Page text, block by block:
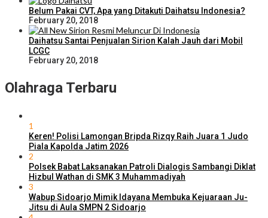
Belum Pakai CVT, Apa yang Ditakuti Daihatsu Indonesia?
February 20, 2018
Daihatsu Santai Penjualan Sirion Kalah Jauh dari Mobil
LCGC
February 20, 2018
Olahraga Terbaru
1
Keren! Polisi Lamongan Bripda Rizqy Raih Juara 1 Judo
Piala Kapolda Jatim 2026
2
Polsek Babat Laksanakan Patroli Dialogis Sambangi Diklat
Hizbul Wathan di SMK 3 Muhammadiyah
3
Wabup Sidoarjo Mimik Idayana Membuka Kejuaraan Ju-
Jitsu di Aula SMPN 2 Sidoarjo